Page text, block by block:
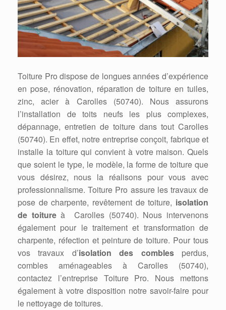
Toiture Pro dispose de longues années d’expérience
en pose, rénovation, réparation de toiture en tuiles,
zinc, acier à Carolles (50740). Nous assurons
l’installation de toits neufs les plus complexes,
dépannage, entretien de toiture dans tout Carolles
(50740). En effet, notre entreprise conçoit, fabrique et
installe la toiture qui convient à votre maison. Quels
que soient le type, le modèle, la forme de toiture que
vous désirez, nous la réalisons pour vous avec
professionnalisme. Toiture Pro assure les travaux de
pose de charpente, revêtement de toiture, isolation
de toitureà Carolles (50740). Nous intervenons
également pour le traitement et transformation de
charpente, réfection et peinture de toiture. Pour tous
vos travaux d’isolation des comblesperdus,
combles aménageables à Carolles (50740),
contactez l’entreprise Toiture Pro. Nous mettons
également à votre disposition notre savoir-faire pour
le nettoyage de toitures.